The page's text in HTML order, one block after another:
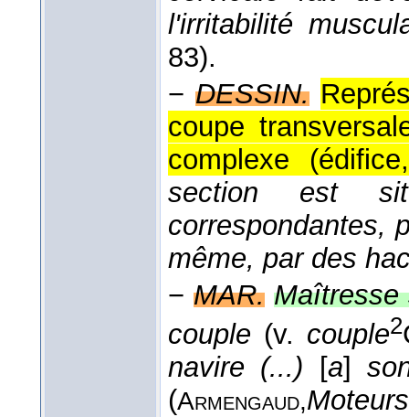
l'irritabilité
83).
− DESSIN.
coupe
complexe
section est
correspondantes,
même, par des
−MAR. Maîtresse
couple (v. couple2
navire (...) [a]
(Armengaud,